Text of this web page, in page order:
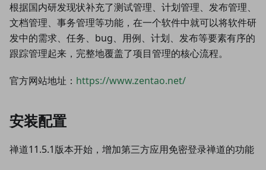
根据国内研发现状补充了测试管理、计划管理、发布管理、
文档管理、事务管理等功能，在一个软件中就可以将软件研
发中的需求、任务、bug、用例、计划、发布等要素有序的
跟踪管理起来，完整地覆盖了项目管理的核心流程。
官方网站地址： https://www.zentao.net/
安装配置
禅道11.5.1版本开始，增加第三方应用免密登录禅道的功能